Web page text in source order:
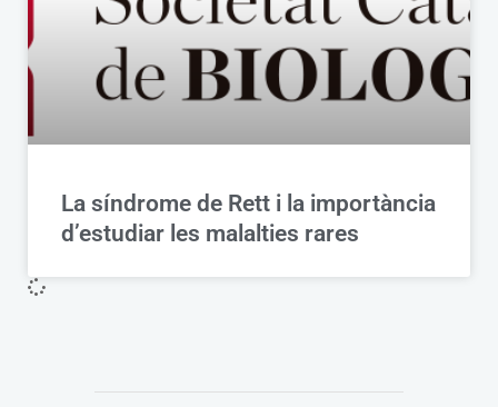
La síndrome de Rett i la importància
d’estudiar les malalties rares